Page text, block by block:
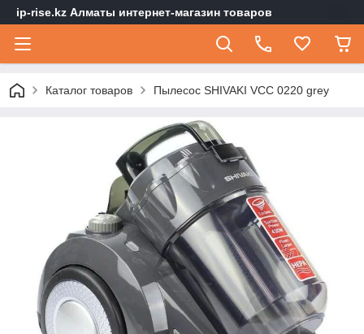
ip-rise.kz Алматы интернет-магазин товаров
Каталог товаров Пылесос SHIVAKI VCC 0220 grey